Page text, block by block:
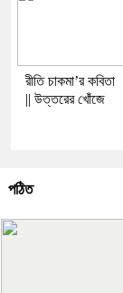
রীতি চাকমা’র কবিতা
|| উত্তরের খোঁজে
পঠিত